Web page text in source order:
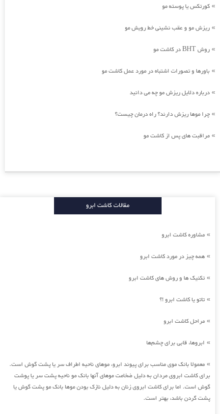
» کورتکس یا پوسته مو
» ریزش مو و عقب نشینی خط رویش مو
» روش BHT در کاشت مو
» باورها و تصورات اشتباه در مورد عمل کاشت مو
» درباره دلایل ریزش مو چه می دانید
» چرا موها ریزش دارند؟ راه درمان چیست؟
» مراقبت های پس از کاشت مو
مقالات کاشت ابرو
» مشاوره کاشت ابرو
» همه چیز در مورد کاشت ابرو
» تکنیک ها و روش های کاشت ابرو
» تاتو یا کاشت ابرو !؟
» مراحل کاشت ابرو
» ابروها، قابی برای چشم‌ها
» معمولا بانک موی مناسب برای پیوند ابرو، موهای ناحیه اطراف سر یا پشت گوش است.
برای کاشت ابروی مردان به دلیل ضخامت موهای آنها بانک مو ناحیه پشت سر یا پوشت
گوش است. اما برای کاشت ابروی زنان به دلیل نازک بودن موها بانک مو پشت گوش یا
پشت گردن باشد، بهتر است.